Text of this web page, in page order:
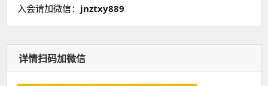
入会请加微信： jnztxy889
详情扫码加微信